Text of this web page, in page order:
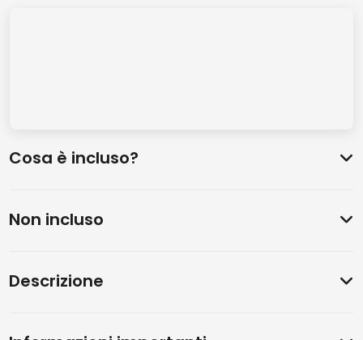
Cosa è incluso?
Non incluso
Descrizione